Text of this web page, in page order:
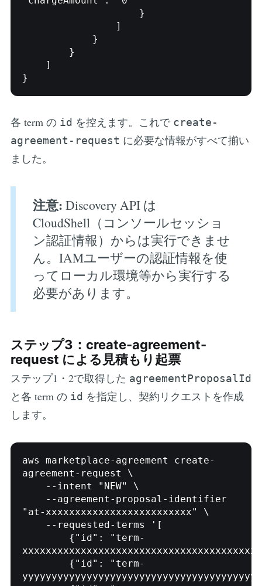
各 term の id を控えます。これで create-
agreement-request に必要な情報がすべて揃い
ました。
注意: Discovery API は
CloudShell（コンソールセッショ
ン認証情報）からは実行できませ
ん。IAMユーザーの認証情報を使
ってローカル環境等から実行する
必要があります。
ステップ3：create-agreement-
request による見積もり起票
ステップ1・2で取得した agreementProposalId
と各 term の id を指定し、契約リクエストを作成
します。
aws marketplace-agreement create-
agreement-request \
"at-xxxxxxxxxxxxxxxxxxxxxxxxx" \